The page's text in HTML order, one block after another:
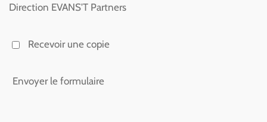
Direction EVANS'T Partners
Recevoir une copie
Envoyer le formulaire